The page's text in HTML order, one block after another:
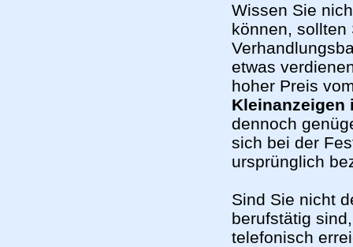
Wissen Sie
können, sollten
etwas
hoher Preis
Kleinanzeigen
dennoch
sich bei der
ursprünglich
Sind Sie nicht
berufstätig
telefonisch